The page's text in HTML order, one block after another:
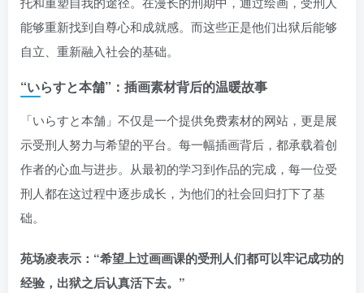
能够重新找到自尊心和成就感。而这些正是他们出狱后能够
自立、重新融入社会的基础。
“いらすと本舗”：插画素材背后的温暖故事
「いらすと本舗」不仅是一个提供免费素材的网站，更是展
示受刑人努力与希望的平台。每一幅插画背后，都承载着创
作者的心血与进步。从最初的学习到作品的完成，每一位受
刑人都在这过程中逐步成长，为他们的社会回归打下了基
础。
苑场凌表示：“希望上过画画课的受刑人们都可以牢记成功的
经验，出狱之后认真活下去。 ”